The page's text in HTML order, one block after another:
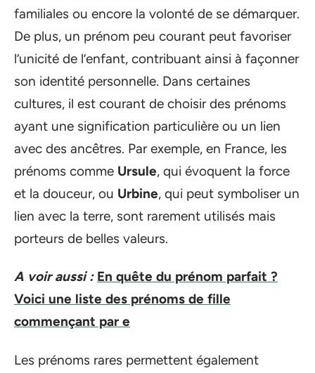
familiales ou encore la volonté de se démarquer.
De plus, un prénom peu courant peut favoriser
l’unicité de l’enfant, contribuant ainsi à façonner
son identité personnelle. Dans certaines
cultures, il est courant de choisir des prénoms
ayant une signification particulière ou un lien
avec des ancêtres. Par exemple, en France, les
prénoms comme Ursule, qui évoquent la force
et la douceur, ou Urbine, qui peut symboliser un
lien avec la terre, sont rarement utilisés mais
porteurs de belles valeurs.
A voir aussi : En quête du prénom parfait ?
Voici une liste des prénoms de fille
commençant par e
Les prénoms rares permettent également